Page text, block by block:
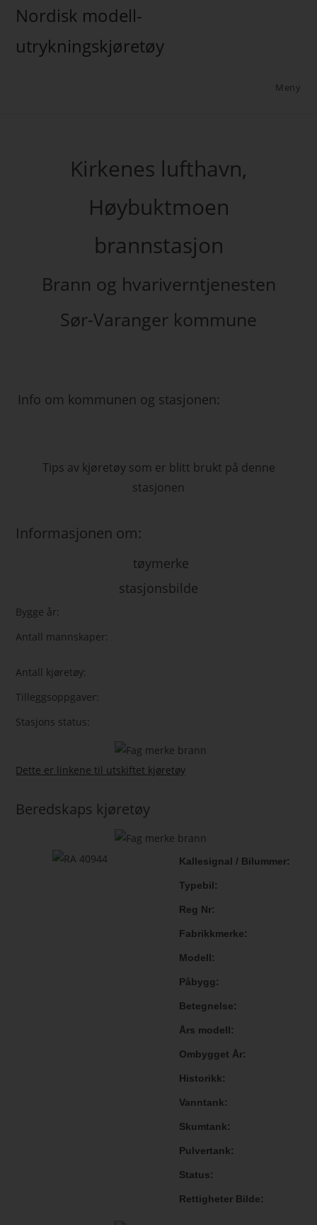
Nordisk modell-
utrykningskjøretøy
Meny
Kirkenes lufthavn,
Høybuktmoen
brannstasjon
Brann og hvariverntjenesten
Sør-Varanger kommune
Info om kommunen og stasjonen:
Tips av kjøretøy som er blitt brukt på denne
stasjonen
Informasjonen om:
tøymerke
stasjonsbilde
Bygge år:
Antall mannskaper:
Antall kjøretøy:
Tilleggsoppgaver:
Stasjons status:
Dette er linkene til utskiftet kjøretøy
Beredskaps kjøretøy
Kallesignal / Bilummer
Typebil
Reg Nr
Fabrikkmerke
Modell
Påbygg
Betegnelse
Års modell
Ombygget År
Historikk
Vanntank
Skumtank
Pulvertank
Status
Rettigheter Bilde